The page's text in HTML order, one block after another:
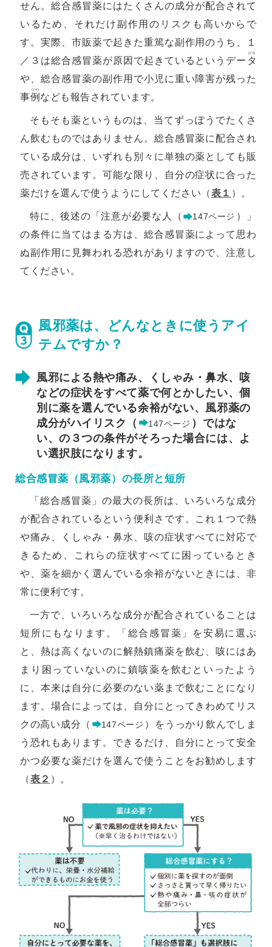
せん。総合感冒薬にはたくさんの成分が配合されて
いるため、それだけ副作用のリスクも高いからで
す。実際、市販薬で起きた重篤な副作用のうち、１
／３は総合感冒薬が原因で起きているというデー タ
(23)
や、総合感冒薬の副作用で小児に重い障害が残った
事例
(24)
なども報告されています。
そもそも薬というものは、当てずっぽうでたくさ
ん飲むものではありません。総合感冒薬に配合され
ている成分は、いずれも別々に単独の薬としても販
売されています。可能な限り、自分の症状に合った
薬だけを選んで使うようにしてください（表１ ）。
特に、後述の「注意が必要な人（ 147ページ ）」
の条件に当てはまる方は、総合感冒薬によって思わ
ぬ副作用に見舞われる恐れがありますので、注意し
てください。
風邪薬は、どんなときに使うアイ
テムですか？
風邪による熱や痛み、くしゃみ・鼻水、咳
などの症状をすべて薬で何とかしたい、個
別に薬を選んでいる余裕がない、風邪薬の
成分がハイリスク（
147ページ ）ではな
い、の３つの条件がそろった場合には、よ
い選択肢になります。
総合感冒薬（風邪薬）の長所と短所
「総合感冒薬」の最大の長所は、いろいろな成分
が配合されているという便利さです。これ１つで熱
や痛み、くしゃみ・鼻水、咳の症状すべてに対応で
きるため、これらの症状すべてに困っているとき
や、薬を細かく選んでいる余裕がないときには、非
常に便利です。
一方で、いろいろな成分が配合されていることは
短所にもなります。「総合感冒薬」を安易に選ぶ
と、熱は高くないのに解熱鎮痛薬を飲む、咳にはあ
まり困っていないのに鎮咳薬を飲むといったよう
に、本来は自分に必要のない薬まで飲むことになり
ます。場合によっては、自分にとってきわめてリス
クの高い成分（
147ページ ）をうっかり飲んでしま
う恐れもあります。できるだけ、自分にとって安全
かつ必要な薬だけを選んで使うことをお勧めします
（表２ ）。